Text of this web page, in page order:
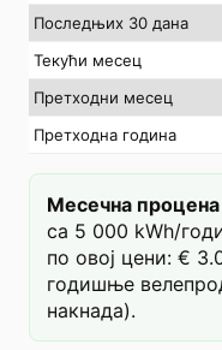
Последњих 30 дана
Текући месец
Претходни месец
Претходна година
Месечна процена
са 5 000 kWh/
по овој цени: €
годишње
накнада).